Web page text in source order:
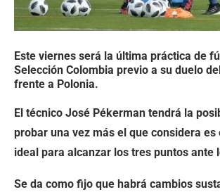
Este viernes será la última práctica de
Selección Colombia previo a su duelo
frente a Polonia.
El técnico José Pékerman tendrá la
probar una vez más el que considera
ideal para alcanzar los tres puntos ante
Se da como fijo que habrá cambios